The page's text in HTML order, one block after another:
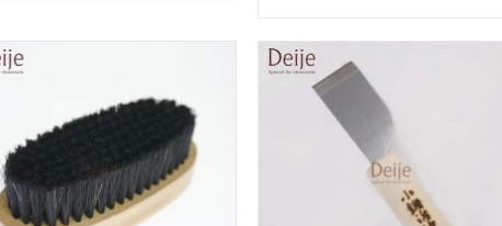
Add to
Wishlist